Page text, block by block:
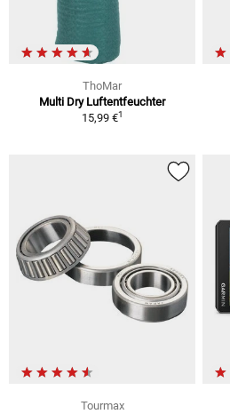
ThoMar
Multi Dry Luftentfeuchter
15,99 €1
Tourmax